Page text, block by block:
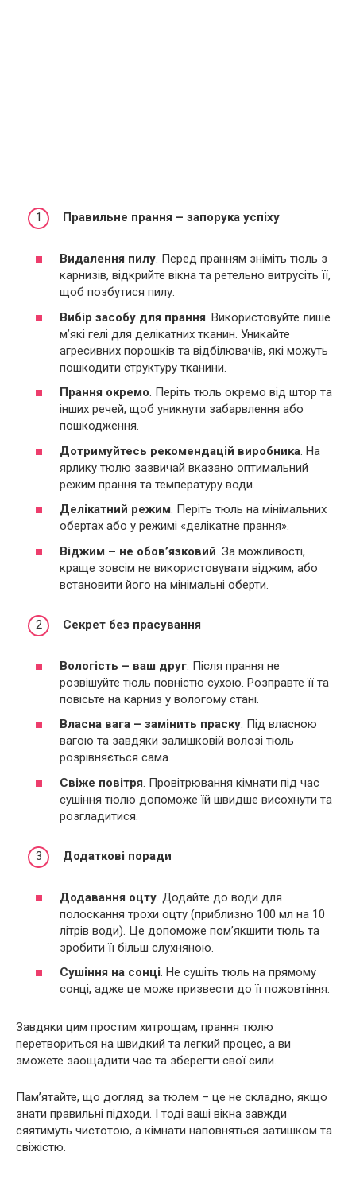
Правильне прання – запорука успіху
Видалення пилу. Перед пранням зніміть тюль з
карнизів, відкрийте вікна та ретельно витрусіть її,
щоб позбутися пилу.
Вибір засобу для прання. Використовуйте лише
м’які гелі для делікатних тканин. Уникайте
агресивних порошків та відбілювачів, які можуть
пошкодити структуру тканини.
Прання окремо. Періть тюль окремо від штор та
інших речей, щоб уникнути забарвлення або
пошкодження.
Дотримуйтесь рекомендацій виробника. На
ярлику тюлю зазвичай вказано оптимальний
режим прання та температуру води.
Делікатний режим. Періть тюль на мінімальних
обертах або у режимі «делікатне прання».
Віджим – не обов’язковий. За можливості,
краще зовсім не використовувати віджим, або
встановити його на мінімальні оберти.
Секрет без прасування
Вологість – ваш друг. Після прання не
розвішуйте тюль повністю сухою. Розправте її та
повісьте на карниз у вологому стані.
Власна вага – замінить праску. Під власною
вагою та завдяки залишковій волозі тюль
розрівняється сама.
Свіже повітря. Провітрювання кімнати під час
сушіння тюлю допоможе їй швидше висохнути та
розгладитися.
Додаткові поради
Додавання оцту. Додайте до води для
полоскання трохи оцту (приблизно 100 мл на 10
літрів води). Це допоможе пом’якшити тюль та
зробити її більш слухняною.
Сушіння на сонці. Не сушіть тюль на прямому
сонці, адже це може призвести до її пожовтіння.
Завдяки цим простим хитрощам, прання тюлю
перетвориться на швидкий та легкий процес, а ви
зможете заощадити час та зберегти свої сили.
Пам’ятайте, що догляд за тюлем – це не складно, якщо
знати правильні підходи. І тоді ваші вікна завжди
сяятимуть чистотою, а кімнати наповняться затишком та
свіжістю.